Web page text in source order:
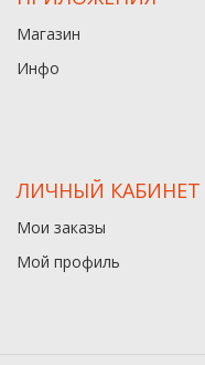
Магазин
Инфо
ЛИЧНЫЙ КАБИНЕТ
Мои заказы
Мой профиль